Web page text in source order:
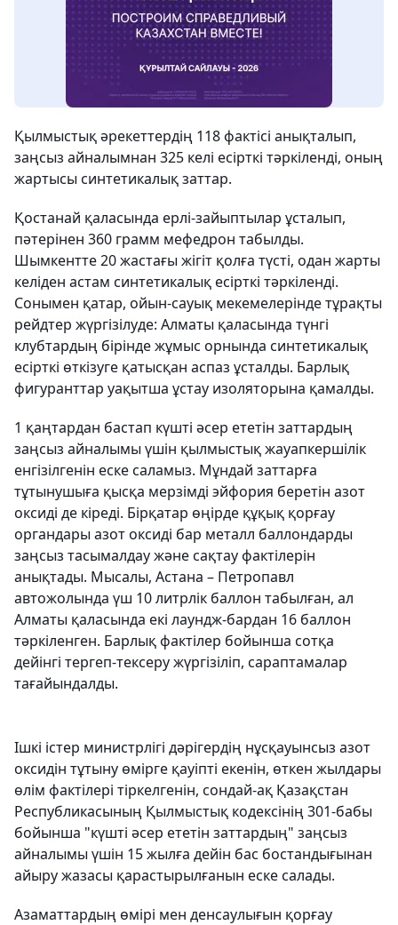
Қылмыстық әрекеттердің 118 фактісі анықталып,
заңсыз айналымнан 325 келі есірткі тәркіленді, оның
жартысы синтетикалық заттар.
Қостанай қаласында ерлі-зайыптылар ұсталып,
пәтерінен 360 грамм мефедрон табылды.
Шымкентте 20 жастағы жігіт қолға түсті, одан жарты
келіден астам синтетикалық есірткі тәркіленді.
Сонымен қатар, ойын-сауық мекемелерінде тұрақты
рейдтер жүргізілуде: Алматы қаласында түнгі
клубтардың бірінде жұмыс орнында синтетикалық
есірткі өткізуге қатысқан аспаз ұсталды. Барлық
фигуранттар уақытша ұстау изоляторына қамалды.
1 қаңтардан бастап күшті әсер ететін заттардың
заңсыз айналымы үшін қылмыстық жауапкершілік
енгізілгенін еске саламыз. Мұндай заттарға
тұтынушыға қысқа мерзімді эйфория беретін азот
оксиді де кіреді. Бірқатар өңірде құқық қорғау
органдары азот оксиді бар металл баллондарды
заңсыз тасымалдау және сақтау фактілерін
анықтады. Мысалы, Астана – Петропавл
автожолында үш 10 литрлік баллон табылған, ал
Алматы қаласында екі лаундж-бардан 16 баллон
тәркіленген. Барлық фактілер бойынша сотқа
дейінгі тергеп-тексеру жүргізіліп, сараптамалар
тағайындалды.
Ішкі істер министрлігі дәрігердің нұсқауынсыз азот
оксидін тұтыну өмірге қауіпті екенін, өткен жылдары
өлім фактілері тіркелгенін, сондай-ақ Қазақстан
Республикасының Қылмыстық кодексінің 301-бабы
бойынша "күшті әсер ететін заттардың" заңсыз
айналымы үшін 15 жылға дейін бас бостандығынан
айыру жазасы қарастырылғанын еске салады.
Азаматтардың өмірі мен денсаулығын қорғау